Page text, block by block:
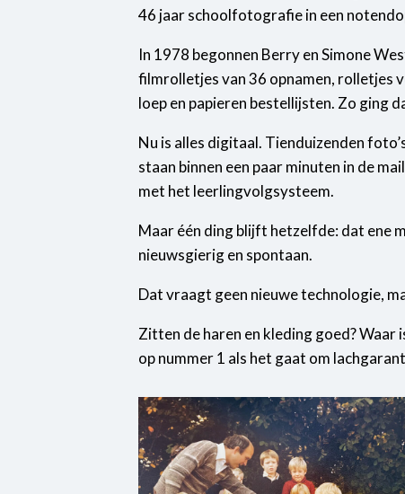
46 jaar schoolfotografie in een
In 1978 begonnen Berry en Simone
filmrolletjes van 36 opnamen, rolletjes
loep en papieren bestellijsten. Zo ging
Nu is alles digitaal. Tienduizenden
staan binnen een paar minuten in de
met het leerlingvolgsysteem.
Maar één ding blijft hetzelfde: dat ene
nieuwsgierig en spontaan.
Dat vraagt geen nieuwe technologie,
Zitten de haren en kleding goed? Waar
op nummer 1 als het gaat om